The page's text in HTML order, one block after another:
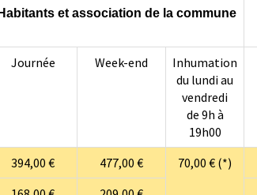
Habitants et association de la commune
Journée Week-end
Inhumation
du lundi au
vendredi
de 9h à
19h00
394,00 € 477,00 € 70,00 € (*)